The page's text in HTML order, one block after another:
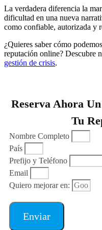
La verdadera diferencia la
dificultad en una nueva
como confiable, autorizada y
¿Quieres saber cómo
reputación online? Descubre
gestión de crisis.
Reserva Ahora
Tu
Nombre Completo
País
Prefijo y Teléfono
Email
Quiero mejorar en:
Enviar